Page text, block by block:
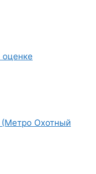
оценке
(Метро Охотный